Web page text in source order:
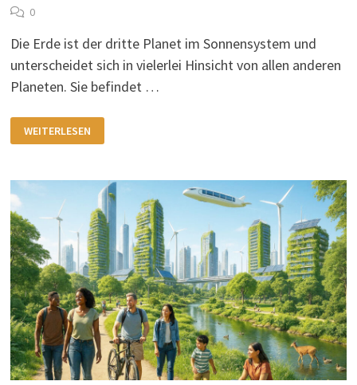
0
Die Erde ist der dritte Planet im Sonnensystem und
unterscheidet sich in vielerlei Hinsicht von allen anderen
Planeten. Sie befindet …
ERDE
IM
ZU
ALLEN
PLANETEN
SONNENSYSTEMS
WEITERLESEN